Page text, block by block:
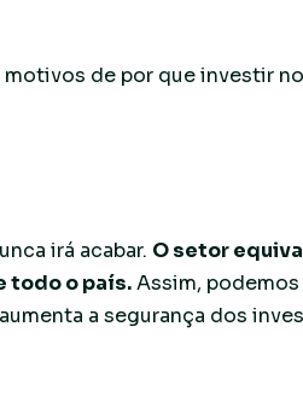
de por que investir
irá acabar. O setor
todo o país.Assim,
a segurança dos